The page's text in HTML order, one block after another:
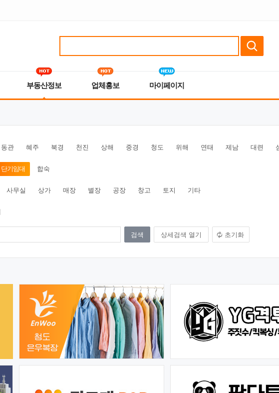
부동산정보 업체홍보 마이페이지
동관 혜주 북경 천진 상해 중경 청도 위해 연태 제남 대련
단기임대 합숙
사무실 상가 매장 별장 공장 창고 토지 기타
상세검색 열기 초기화